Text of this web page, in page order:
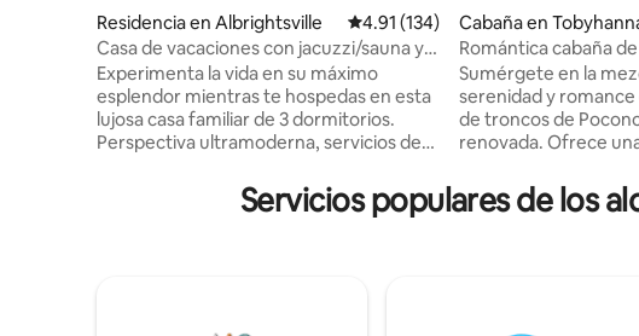
Residencia en Albrightsville Calificación promedio: 4.91 de 5;
4.91 (134)
Casa de vacaciones con jacuzzi/sauna y
sala de juegos
Experimenta la vida en su máximo
esplendor mientras te hospedas en esta
lujosa casa familiar de 3 dormitorios.
Perspectiva ultramoderna, servicios de
esta hermosa casa tiene que ver con la
clase y la elegancia. Un verdadero
Cabaña en
Romántica cabaña
jacuzzi, chimenea y
Sumérgete en la
serenidad y
de troncos de
renovada. Ofrece
en un barrio seguro.
nuestro sofá cama
Servicios populares de los